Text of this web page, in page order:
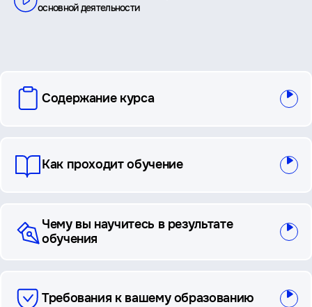
основной деятельности
вопросы
Содержание курса
Как проходит обучение
Чему вы научитесь в результате
обучения
Требования к вашему образованию